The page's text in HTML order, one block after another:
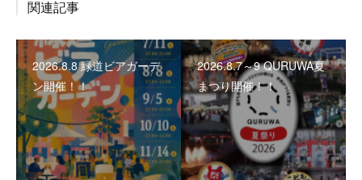
関連記事
2026.8.8 緑道ビアガーデ
ン開催！！
2026.8.7～9 QURUWA夏
まつり開催！！